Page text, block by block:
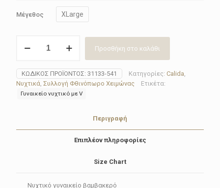
Μέγεθος XLarge
γυναικείο
31133-
541
ποσότητα
Προσθήκη στο καλάθι
ΚΩΔΙΚΌΣ ΠΡΟΪΌΝΤΟΣ: 31133-541 Κατηγορίες: Calida,
Νυχτικά, Συλλογή Φθινόπωρο Χειμώνας Ετικέτα:
Γυναικείο νυχτικό με V
Περιγραφή
Επιπλέον πληροφορίες
Size Chart
Νυχτικό γυναικείο βαμβακερό